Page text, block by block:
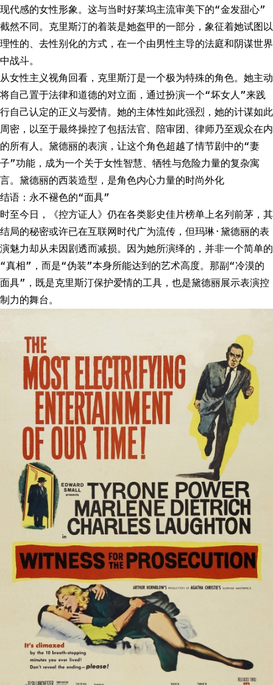
现代感的女性形象。这与当时好莱坞主流审美下的“金发甜心”
截然不同。克里斯汀的着装是她盔甲的一部分，象征着她试图以
理性的、去性别化的方式，在一个由男性主导的法庭和阴谋世界
中战斗。
从女性主义视角回看，克里斯汀是一个极为特殊的角色。她主动
将自己置于法律和道德的对立面，通过扮演一个“坏女人”来践
行自己认定的正义与爱情。她的主体性如此强烈，她的计谋如此
周密，以至于最终操控了包括法官、陪审团、律师乃至观众在内
的所有人。黛德丽的表演，让这个角色超越了情节剧中的“妻
子”功能，成为一个关于女性智慧、牺牲与危险力量的复杂寓
言。黛德丽的西装造型，是角色内心力量的时尚外化
结语：永不褪色的“面具”
时至今日，《控方证人》仍在各类影史佳片榜单上名列前茅，其
结局的秘密或许已在互联网时代广为流传，但玛琳·黛德丽的表
演魅力却从未因剧透而减损。因为她所演绎的，并非一个简单的
“真相”，而是“伪装”本身所能达到的艺术高度。那副“冷漠的
面具”，既是克里斯汀保护爱情的工具，也是黛德丽展示表演控
制力的舞台。